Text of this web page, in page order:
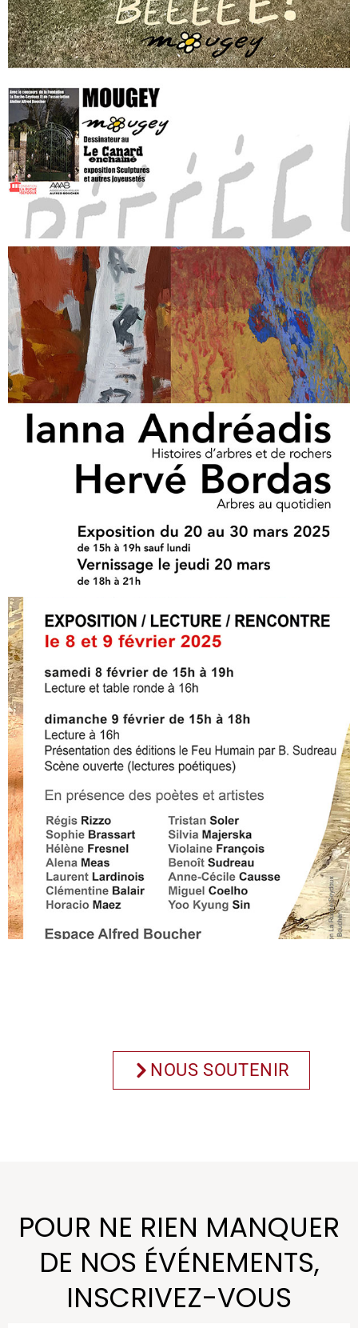
NOUS SOUTENIR
POUR NE RIEN MANQUER
DE NOS ÉVÉNEMENTS,
INSCRIVEZ-VOUS